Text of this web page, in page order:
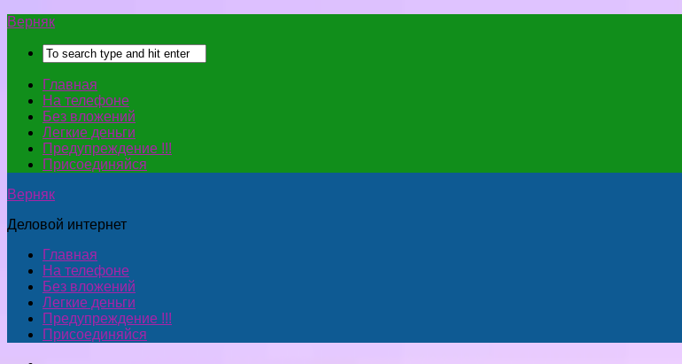
Верняк
Главная
На телефоне
Без вложений
Легкие деньги
Предупреждение !!!
Присоединяйся
Верняк
Деловой интернет
Главная
На телефоне
Без вложений
Легкие деньги
Предупреждение !!!
Присоединяйся